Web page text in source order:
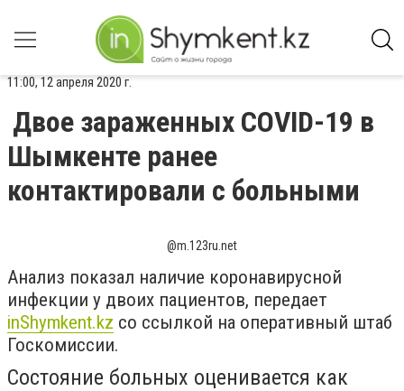
11:00, 12 апреля 2020 г.
Двое зараженных COVID-19 в
Шымкенте ранее
контактировали с больными
@m.123ru.net
Анализ показал наличие коронавирусной
инфекции у двоих пациентов, передает
inShymkent.kz со ссылкой на оперативный штаб
Госкомиссии.
Состояние больных оценивается как